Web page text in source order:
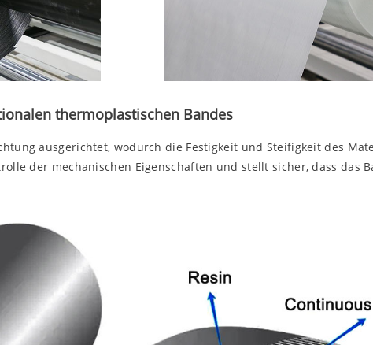
thermoplastischen Bandes
ausgerichtet, wodurch die Festigkeit und Steifigkeit des
der mechanischen Eigenschaften und stellt sicher, dass das